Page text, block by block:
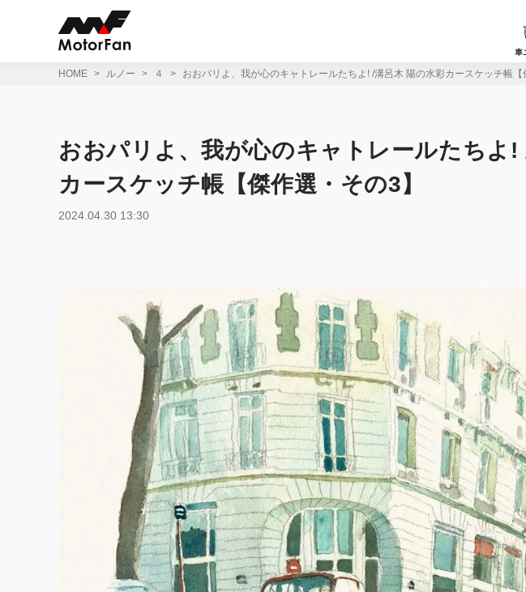
車
HOME ルノー ４ おおパリよ、我が心のキャトレールたちよ! /溝呂木 陽の水彩カースケッチ帳【
おおパリよ、我が心のキャトレールたちよ!
カースケッチ帳【傑作選・その3】
2024.04.30 13:30